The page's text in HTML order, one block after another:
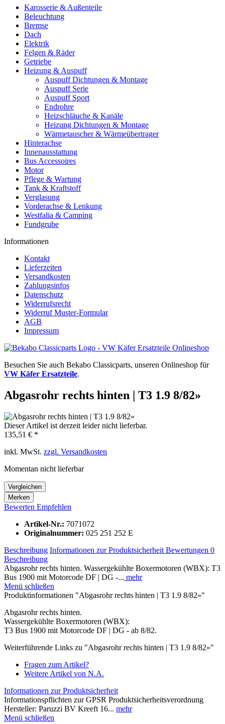
Karosserie & Außenteile
Beleuchtung
Bremse
Dach
Elektrik
Felgen & Räder
Getriebe
Heizung & Auspuff
Auspuff Dichtungen & Montage
Auspuff Serie
Auspuff Sport
Endrohre
Heizschläuche & Kanäle
Heizung Dichtungen & Montage
Wärmetauscher & Wärmeübertrager
Hinterachse
Innenausstattung
Bus Accessoires
Motor
Pflege & Wartung
Tank & Kraftstoff
Verglasung
Vorderachse & Lenkung
Westfalia & Camping
Fundgrube
Informationen
Kontakt
Lieferzeiten
Versandkosten
Zahlungsinfos
Datenschutz
Widerrufsrecht
Widerruf Muster-Formular
AGB
Impressum
Besuchen Sie auch Bekabo Classicparts, unseren Onlineshop für
VW Käfer Ersatzteile.
Abgasrohr rechts hinten | T3 1.9 8/82»
Dieser Artikel ist derzeit leider nicht lieferbar.
135,51 € *
inkl. MwSt. zzgl. Versandkosten
Momentan nicht lieferbar
Vergleichen
Merken
Bewerten Empfehlen
Artikel-Nr.: 7071072
Originalnummer: 025 251 252 E
Beschreibung Informationen zur Produktsicherheit Bewertungen 0
Beschreibung
Abgasrohr rechts hinten. Wassergekühlte Boxermotoren (WBX): T3
Bus 1900 mit Motorcode DF | DG -... mehr
Menü schließen
Produktinformationen "Abgasrohr rechts hinten | T3 1.9 8/82»"
Abgasrohr rechts hinten.
Wassergekühlte Boxermotoren (WBX):
T3 Bus 1900 mit Motorcode DF | DG - ab 8/82.
Weiterführende Links zu "Abgasrohr rechts hinten | T3 1.9 8/82»"
Fragen zum Artikel?
Weitere Artikel von N.A.
Informationen zur Produktsicherheit
Informationspflichten zur GPSR Produktsicherheitsverordnung
Hersteller: Paruzzi BV Kreeft 16... mehr
Menü schließen